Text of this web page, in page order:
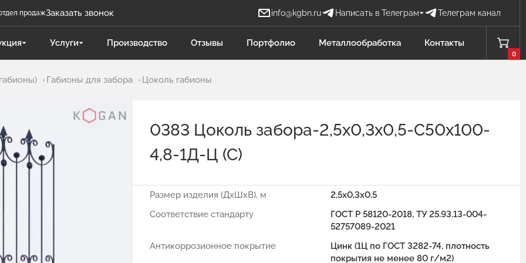
продажЗаказать звонок info@kgbn.ru Написать в Телеграм Телеграм канал
Задать вопрос БН Бова Наталья
Отдел продаж
Даниленко Иван
Поликарпова Светлана СВ Садков Владимир
ЧД
Отдел продаж Гидравлика
ЛЮ
Отдел продаж Металлообработка
Услуги Производство Отзывы Портфолио Металлообработка Контакты
0
Габионы для забора Цоколь габионы
0383 Цоколь забора-2,5х0,3х0,5-С50х100-
4,8-1Д-Ц (С)
Размер изделия (ДхШхВ), м
2,5x0,3x0,5
Соответствие стандарту
ГОСТ Р 58120-2018, ТУ 25.93.13-004-
52757089-2021
Антикоррозионное покрытие
Цинк (1Ц по ГОСТ 3282-74, плотность
покрытия не менее 80 г/м2)